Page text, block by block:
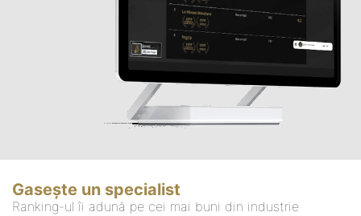
Gasește un specialist
Ranking-ul îi adună pe cei mai buni din industrie